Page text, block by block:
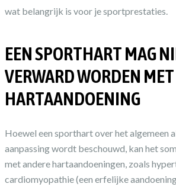
wat belangrijk is voor je sportprestaties.
EEN SPORTHART MAG
VERWARD WORDEN
HARTAANDOENING
Hoewel een sporthart over het algemeen
aanpassing wordt beschouwd, kan het
met andere hartaandoeningen, zoals
cardiomyopathie (een erfelijke